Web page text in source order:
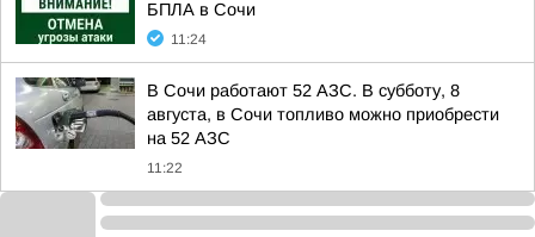
БПЛА в Сочи
11:24
В Сочи работают 52 АЗС. В субботу, 8
августа, в Сочи топливо можно приобрести
на 52 АЗС
11:22